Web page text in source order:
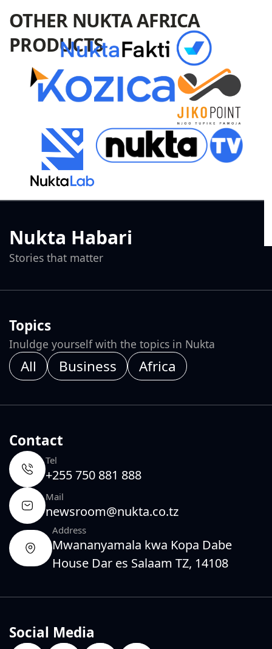
OTHER NUKTA AFRICA
PRODUCTS
Nukta Habari
Stories that matter
Topics
Inuldge yourself with the topics in Nukta
All Business Africa
Contact
Tel
+255 750 881 888
Mail
newsroom@nukta.co.tz
Address
Mwananyamala kwa Kopa Dabe
House Dar es Salaam TZ, 14108
Social Media